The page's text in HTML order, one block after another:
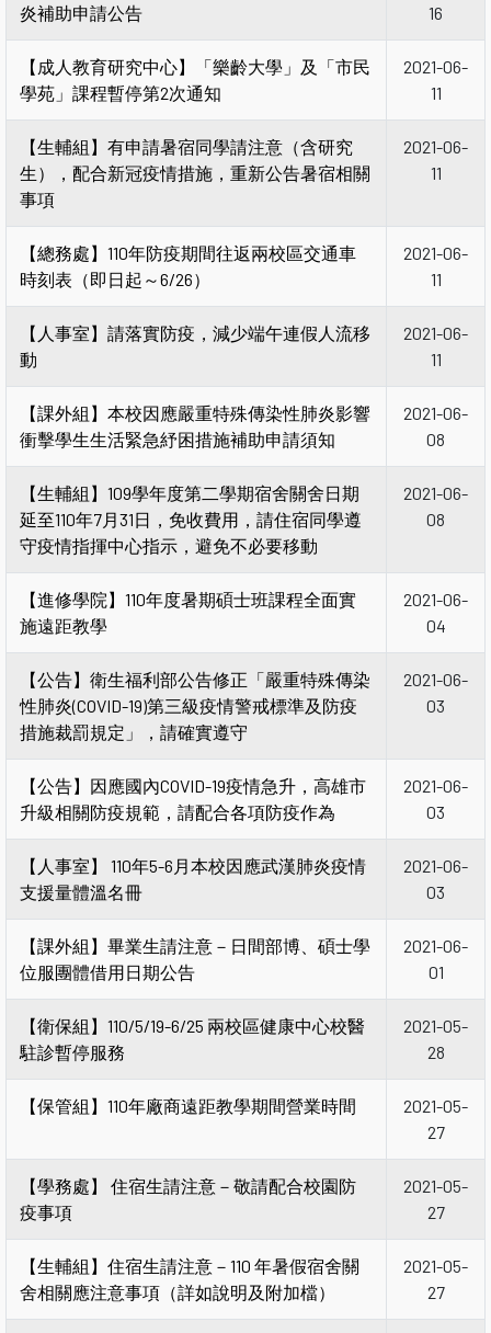
炎補助申請公告
16
【成人教育研究中心】「樂齡大學」及「市民
學苑」課程暫停第2次通知
2021-06-
11
【生輔組】有申請暑宿同學請注意（含研究
生），配合新冠疫情措施，重新公告暑宿相關
事項
2021-06-
11
【總務處】110年防疫期間往返兩校區交通車
時刻表（即日起～6/26）
2021-06-
11
【人事室】請落實防疫，減少端午連假人流移
動
2021-06-
11
【課外組】本校因應嚴重特殊傳染性肺炎影響
衝擊學生生活緊急紓困措施補助申請須知
2021-06-
08
【生輔組】109學年度第二學期宿舍關舍日期
延至110年7月31日，免收費用，請住宿同學遵
守疫情指揮中心指示，避免不必要移動
2021-06-
08
【進修學院】110年度暑期碩士班課程全面實
施遠距教學
2021-06-
04
【公告】衛生福利部公告修正「嚴重特殊傳染
性肺炎(COVID-19)第三級疫情警戒標準及防疫
措施裁罰規定」，請確實遵守
2021-06-
03
【公告】因應國內COVID-19疫情急升，高雄市
升級相關防疫規範，請配合各項防疫作為
2021-06-
03
【人事室】 110年5-6月本校因應武漢肺炎疫情
支援量體溫名冊
2021-06-
03
【課外組】畢業生請注意－日間部博、碩士學
位服團體借用日期公告
2021-06-
01
【衛保組】110/5/19-6/25 兩校區健康中心校醫
駐診暫停服務
2021-05-
28
【保管組】110年廠商遠距教學期間營業時間
2021-05-
27
【學務處】 住宿生請注意－敬請配合校園防
疫事項
2021-05-
27
【生輔組】住宿生請注意－110 年暑假宿舍關
舍相關應注意事項（詳如說明及附加檔）
2021-05-
27